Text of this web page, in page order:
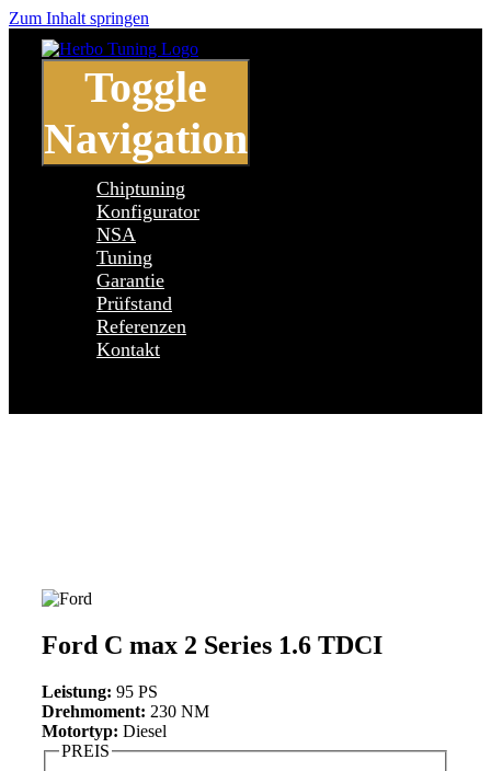
Zum Inhalt springen
Toggle
Navigation
Chiptuning
Konfigurator
NSA
Tuning
Garantie
Prüfstand
Referenzen
Kontakt
Ford C max 2 Series 1.6 TDCI
Leistung: 95 PS
Drehmoment: 230 NM
Motortyp: Diesel
PREIS